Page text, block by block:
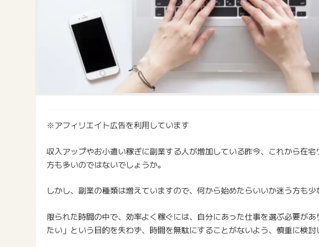
※アフィリエイト広告を利用しています
収入アップやお小遣い稼ぎに副業する人が増加している昨今、これから在
方も多いのではないでしょうか。
しかし、副業の種類は増えていますので、何から始めたらいいか迷う方も少
限られた時間の中で、効率よく稼ぐには、自分にあった仕事を選ぶ必要が
たい」という目的を失わず、時間を無駄にすることがないよう、慎重に検討